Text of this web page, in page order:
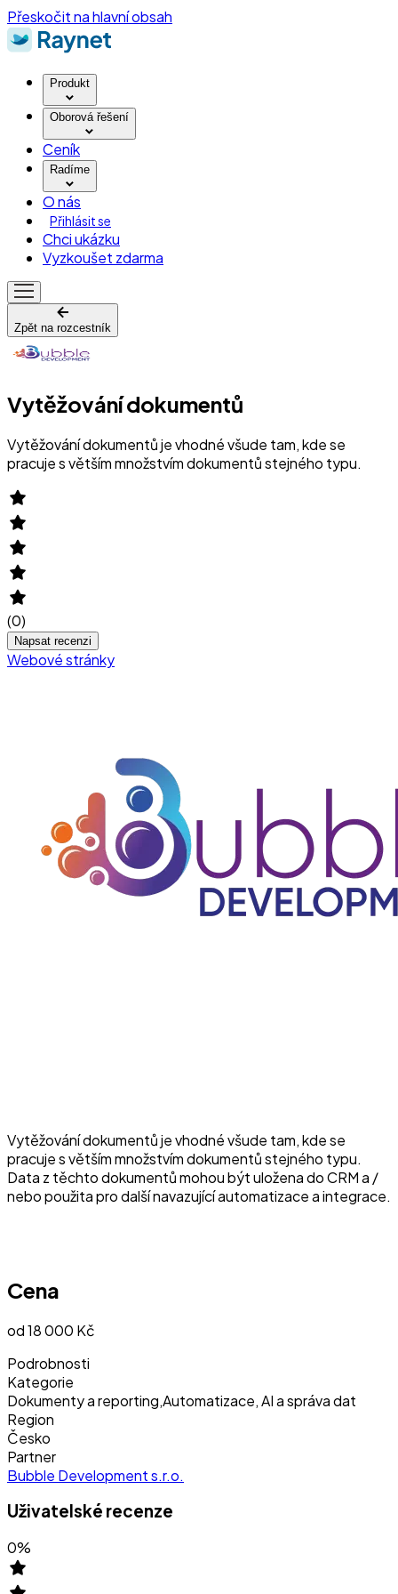
Přeskočit na hlavní obsah
Produkt
Oborová řešení
Ceník
Radíme
O nás
Přihlásit se
Chci ukázku
Vyzkoušet zdarma
Zpět na rozcestník
Vytěžování dokumentů
Vytěžování dokumentů je vhodné všude tam, kde se
pracuje s větším množstvím dokumentů stejného typu.
(0)
Napsat recenzi
Webové stránky
Vytěžování dokumentů je vhodné všude tam, kde se
pracuje s větším množstvím dokumentů stejného typu.
Data z těchto dokumentů mohou být uložena do CRM a /
nebo použita pro další navazující automatizace a integrace.
Cena
od 18 000 Kč
Podrobnosti
Kategorie
Dokumenty a reporting,Automatizace, AI a správa dat
Region
Česko
Partner
Bubble Development s.r.o.
Uživatelské recenze
0%